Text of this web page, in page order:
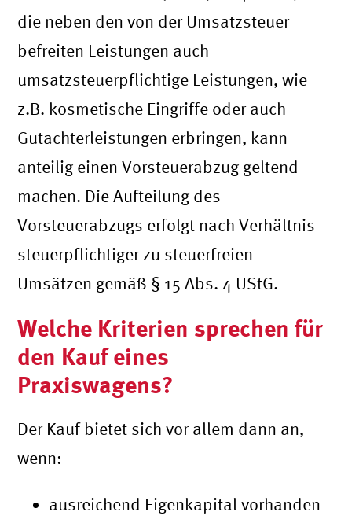
die neben den von der Umsatzsteuer
befreiten Leistungen auch
umsatzsteuerpflichtige Leistungen, wie
z.B. kosmetische Eingriffe oder auch
Gutachterleistungen erbringen, kann
anteilig einen Vorsteuerabzug geltend
machen. Die Aufteilung des
Vorsteuerabzugs erfolgt nach Verhältnis
steuerpflichtiger zu steuerfreien
Umsätzen gemäß § 15 Abs. 4 UStG.
Welche Kriterien sprechen für
den Kauf eines
Praxiswagens?
Der Kauf bietet sich vor allem dann an,
wenn:
ausreichend Eigenkapital vorhanden